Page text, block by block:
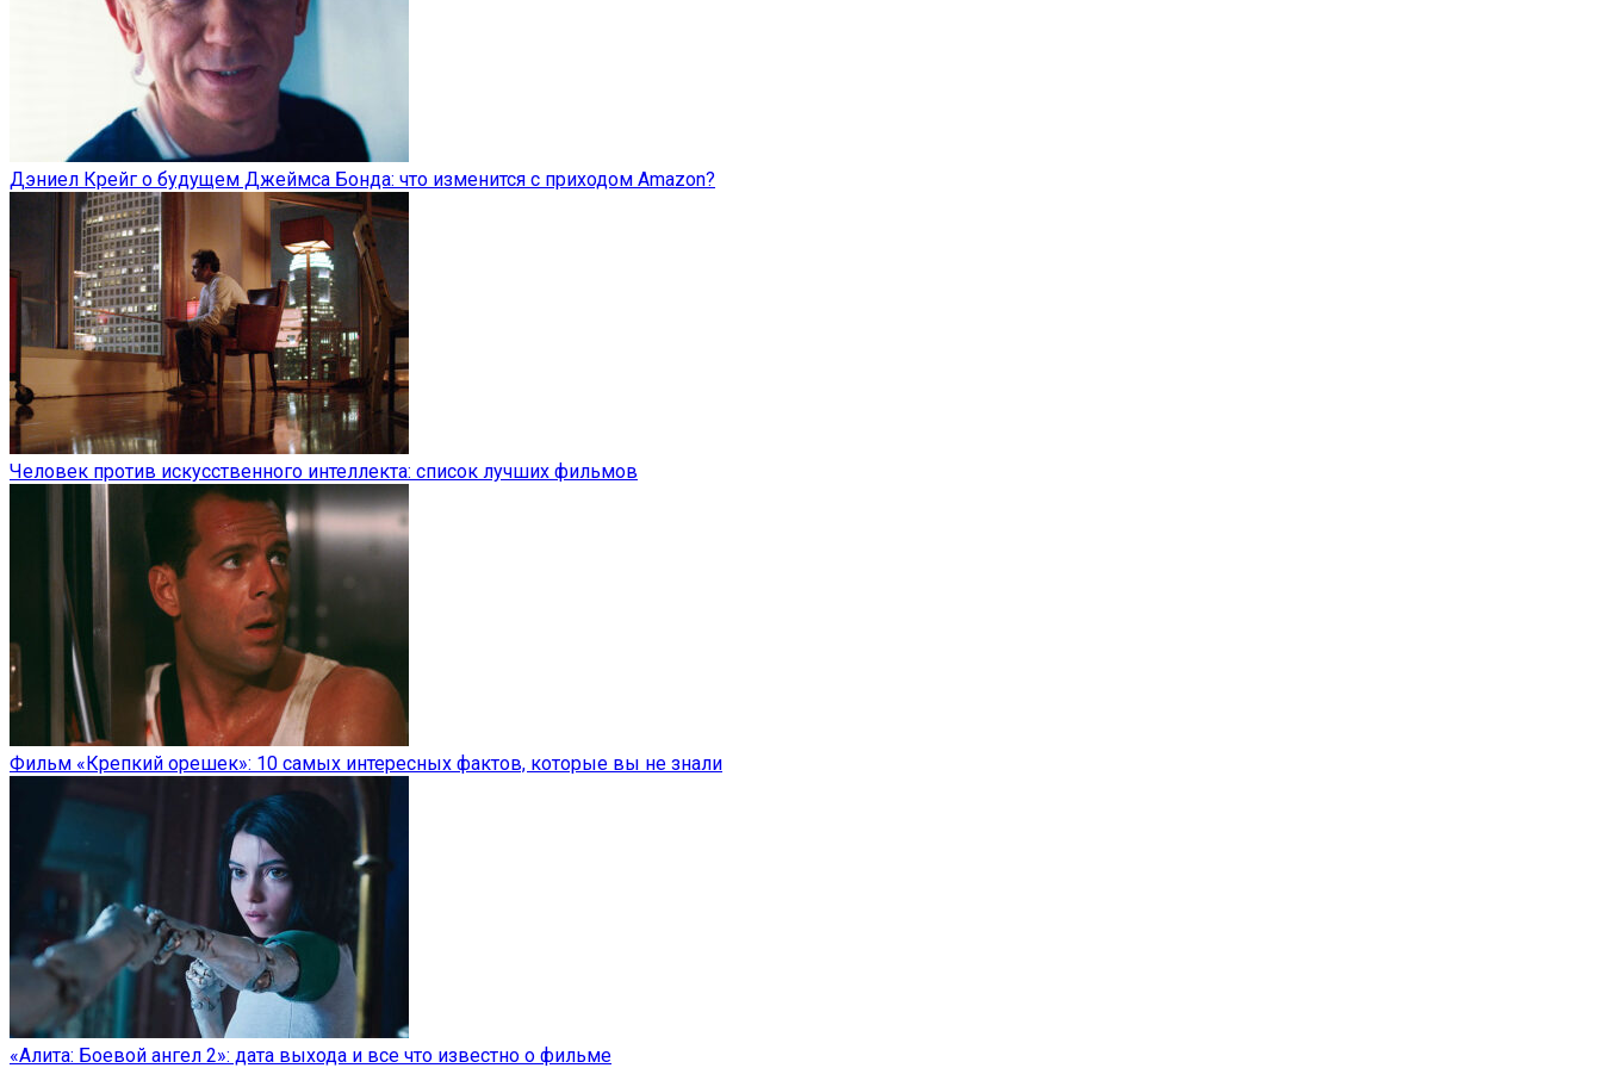
Дэниел Крейг о будущем Джеймса Бонда: что изменится с приходом Amazon?
Человек против искусственного интеллекта: список лучших фильмов
Фильм «Крепкий орешек»: 10 самых интересных фактов, которые вы не знали
«Алита: Боевой ангел 2»: дата выхода и все что известно о фильме